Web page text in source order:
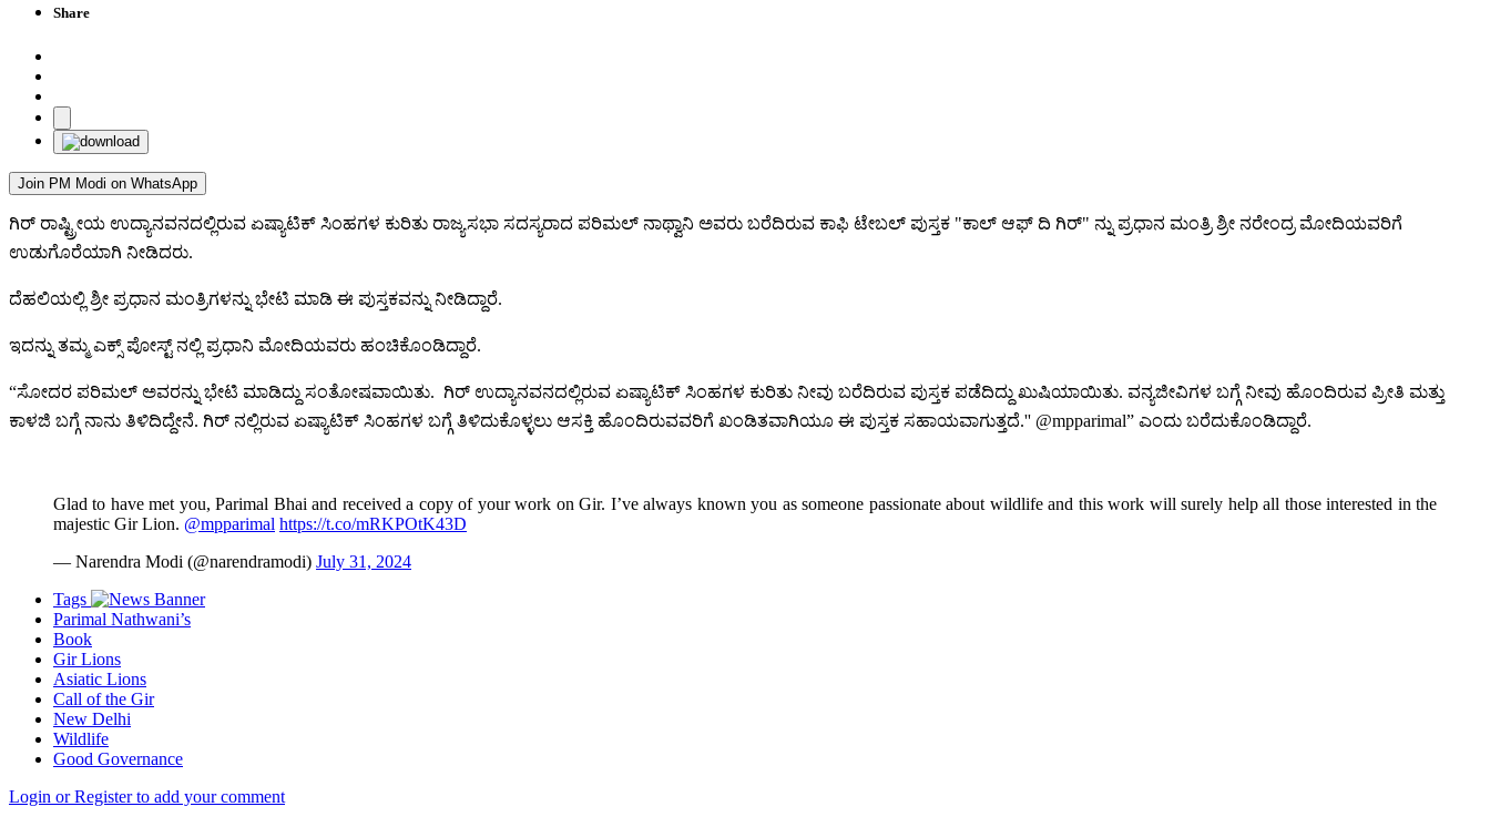
Share
Join PM Modi on WhatsApp
ಗಿರ್ ರಾಷ್ಟ್ರೀಯ ಉದ್ಯಾನವನದಲ್ಲಿರುವ ಏಷ್ಯಾಟಿಕ್ ಸಿಂಹಗಳ ಕುರಿತು ರಾಜ್ಯಸಭಾ ಸದಸ್ಯರಾದ ಪರಿಮಲ್ ನಾಥ್ವಾನಿ ಅವರು ಬರೆದಿರುವ ಕಾಫಿ ಟೇಬಲ್ ಪುಸ್ತಕ "ಕಾಲ್ ಆಫ್ ದಿ ಗಿರ್" ನ್ನು ಪ್ರಧಾನ ಮಂತ್ರಿ ಶ್ರೀ ನರೇಂದ್ರ ಮೋದಿಯವರಿಗೆ
ಉಡುಗೊರೆಯಾಗಿ ನೀಡಿದರು.
ದೆಹಲಿಯಲ್ಲಿ ಶ್ರೀ ಪ್ರಧಾನ ಮಂತ್ರಿಗಳನ್ನು ಭೇಟಿ ಮಾಡಿ ಈ ಪುಸ್ತಕವನ್ನು ನೀಡಿದ್ದಾರೆ.
ಇದನ್ನು ತಮ್ಮ ಎಕ್ಸ್ ಪೋಸ್ಟ್ ನಲ್ಲಿ ಪ್ರಧಾನಿ ಮೋದಿಯವರು ಹಂಚಿಕೊಂಡಿದ್ದಾರೆ.
“ಸೋದರ ಪರಿಮಲ್ ಅವರನ್ನು ಭೇಟಿ ಮಾಡಿದ್ದು ಸಂತೋಷವಾಯಿತು. ಗಿರ್ ಉದ್ಯಾನವನದಲ್ಲಿರುವ ಏಷ್ಯಾಟಿಕ್ ಸಿಂಹಗಳ ಕುರಿತು ನೀವು ಬರೆದಿರುವ ಪುಸ್ತಕ ಪಡೆದಿದ್ದು ಖುಷಿಯಾಯಿತು. ವನ್ಯಜೀವಿಗಳ ಬಗ್ಗೆ ನೀವು ಹೊಂದಿರುವ ಪ್ರೀತಿ ಮತ್ತು
ಕಾಳಜಿ ಬಗ್ಗೆ ನಾನು ತಿಳಿದಿದ್ದೇನೆ. ಗಿರ್ ನಲ್ಲಿರುವ ಏಷ್ಯಾಟಿಕ್ ಸಿಂಹಗಳ ಬಗ್ಗೆ ತಿಳಿದುಕೊಳ್ಳಲು ಆಸಕ್ತಿ ಹೊಂದಿರುವವರಿಗೆ ಖಂಡಿತವಾಗಿಯೂ ಈ ಪುಸ್ತಕ ಸಹಾಯವಾಗುತ್ತದೆ.'' @mpparimal” ಎಂದು ಬರೆದುಕೊಂಡಿದ್ದಾರೆ.
Glad to have met you, Parimal Bhai and received a copy of your work on Gir. I’ve always known you as someone passionate about wildlife and this work will surely help all those interested in the
majestic Gir Lion. @mpparimal https://t.co/mRKPOtK43D
— Narendra Modi (@narendramodi) July 31, 2024
Tags
Parimal Nathwani’s
Book
Gir Lions
Asiatic Lions
Call of the Gir
New Delhi
Wildlife
Good Governance
Login or Register to add your comment